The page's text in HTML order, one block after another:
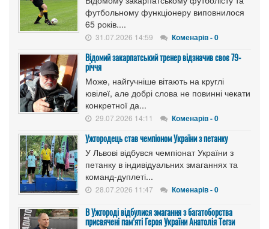
футбольному функціонеру виповнилося
65 років....
31.07.2026 14:59 Коменарів - 0
Відомий закарпатський тренер відзначив своє 79-
річчя
Може, найгучніше вітають на круглі
ювілеї, але добрі слова не повинні чекати
конкретної да...
29.07.2026 14:11 Коменарів - 0
Ужгородець став чемпіоном України з петанку
У Львові відбувся чемпіонат України з
петанку в індивідуальних змаганнях та
команд-дуплеті...
28.07.2026 11:47 Коменарів - 0
В Ужгороді відбулися змагання з багатоборства
присвячені пам’яті Героя України Анатолія Тегзи